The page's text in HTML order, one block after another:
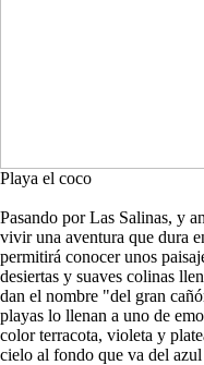
Playa el coco
Pasando por Las Salinas, y
vivir una aventura que dura
permitirá conocer unos
desiertas y suaves colinas
dan el nombre "del gran
playas lo llenan a uno de
color terracota, violeta y
cielo al fondo que va del